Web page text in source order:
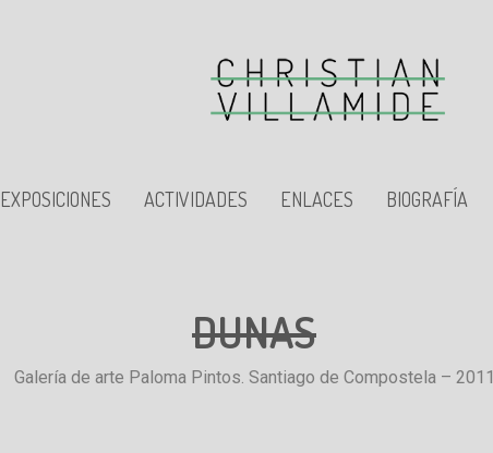
EXPOSICIONES ACTIVIDADES ENLACES BIOGRAFÍA
DUNAS
Galería de arte Paloma Pintos. Santiago de Compostela – 2011